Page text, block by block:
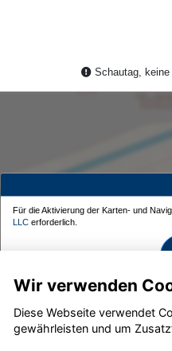
Schautag, keine
Für die Aktivierung der Karten- und
LLC erforderlich.
Wir verwenden
Diese Webseite verwendet
gewährleisten und um